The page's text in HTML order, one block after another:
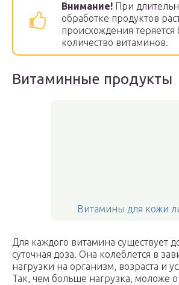
Внимание! При
обработке продуктов
происхождения
количество витаминов.
Витаминные продукты
Витамины для кожи
Для каждого витамина существует
суточная доза. Она колеблется в
нагрузки на организм, возраста и
Так, чем больше нагрузка, моложе